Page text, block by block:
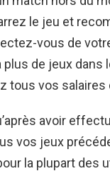
le jeu et
vous de
plus de jeux dans
tous vos
avoir
vos jeux
la plupart des